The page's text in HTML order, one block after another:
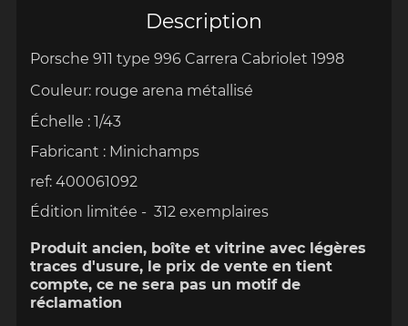
Description
Porsche 911 type 996 Carrera Cabriolet 1998
Couleur: rouge arena métallisé
Échelle : 1/43
Fabricant : Minichamps
ref: 400061092
Édition limitée - 312 exemplaires
Produit ancien, boîte et vitrine avec légères
traces d'usure, le prix de vente en tient
compte, ce ne sera pas un motif de
réclamation